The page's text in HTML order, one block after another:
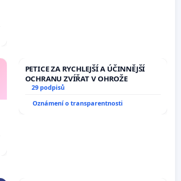
PETICE ZA RYCHLEJŠÍ A ÚČINNĚJŠÍ
OCHRANU ZVÍŘAT V OHROŽE
29 podpisů
Oznámení o transparentnosti